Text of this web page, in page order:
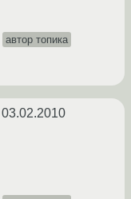
автор топика
03.02.2010